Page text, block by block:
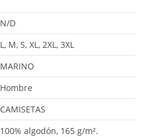
N/D
L, M, S, XL, 2XL, 3XL
MARINO
Hombre
CAMISETAS
100% algodón, 165 g/m².